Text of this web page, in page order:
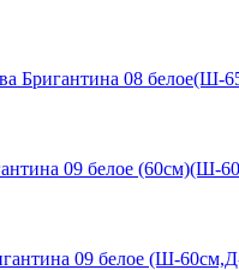
Бригантина 08
09 белое (60см)(Ш-
09 белое (Ш-